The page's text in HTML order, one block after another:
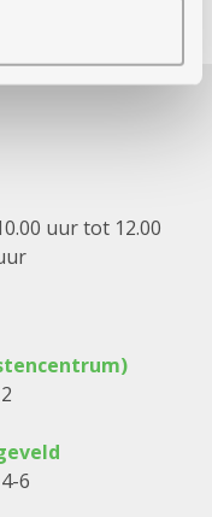
uur tot 12.00
6